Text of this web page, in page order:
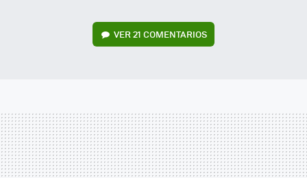
VER21 COMENTARIOS